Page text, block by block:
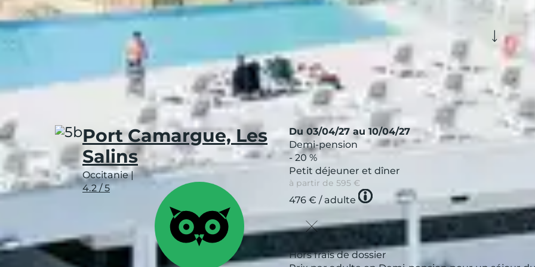
Expérience Formule
Vacances d’été pour
Port Camargue, Les
Salins
Occitanie|
4.2 / 5
Du 03/04/27 au 10/04/27
Demi-pension
- 20 %
Petit déjeuner et dîner
à partir de 595 €
476 € / adulte Tooltip
Hors frais de dossier